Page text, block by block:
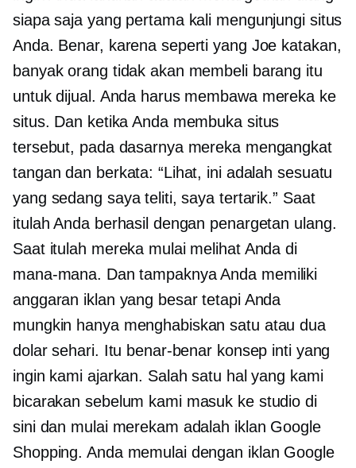
siapa saja yang pertama kali mengunjungi situs
Anda. Benar, karena seperti yang Joe katakan,
banyak orang tidak akan membeli barang itu
untuk dijual. Anda harus membawa mereka ke
situs. Dan ketika Anda membuka situs
tersebut, pada dasarnya mereka mengangkat
tangan dan berkata: “Lihat, ini adalah sesuatu
yang sedang saya teliti, saya tertarik.” Saat
itulah Anda berhasil dengan penargetan ulang.
Saat itulah mereka mulai melihat Anda di
mana-mana. Dan tampaknya Anda memiliki
anggaran iklan yang besar tetapi Anda
mungkin hanya menghabiskan satu atau dua
dolar sehari. Itu benar-benar konsep inti yang
ingin kami ajarkan. Salah satu hal yang kami
bicarakan sebelum kami masuk ke studio di
sini dan mulai merekam adalah iklan Google
Shopping. Anda memulai dengan iklan Google